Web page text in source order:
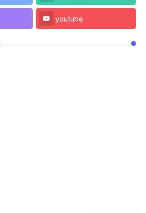
youtube